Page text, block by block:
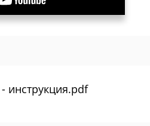
инструкция.pdf